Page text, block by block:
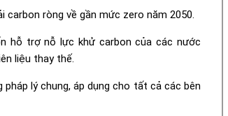
ròng về gần mức zero năm 2050.
hỗ trợ nỗ lực khử carbon của các nước
liệu thay thế.
lý chung, áp dụng cho tất cả các bên